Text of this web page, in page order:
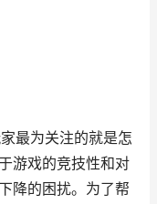
最为关注的就是怎
游戏的竞技性和对
降的困扰。为了帮